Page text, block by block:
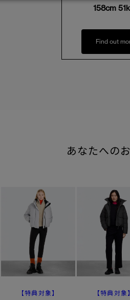
158cm
Find out
あなたへの
【特典対象】 【特典対象】